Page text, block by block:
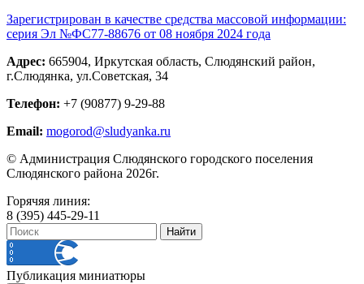
Зарегистрирован в качестве средства массовой информации:
серия Эл №ФС77-88676 от 08 ноября 2024 года
Адрес: 665904, Иркутская область, Слюдянский район,
г.Слюдянка, ул.Советская, 34
Телефон: +7 (90877) 9-29-88
Email: mogorod@sludyanka.ru
© Администрация Слюдянского городского поселения
Слюдянского района 2026г.
Горячяя линия:
8 (395) 445-29-11
Публикация миниатюры